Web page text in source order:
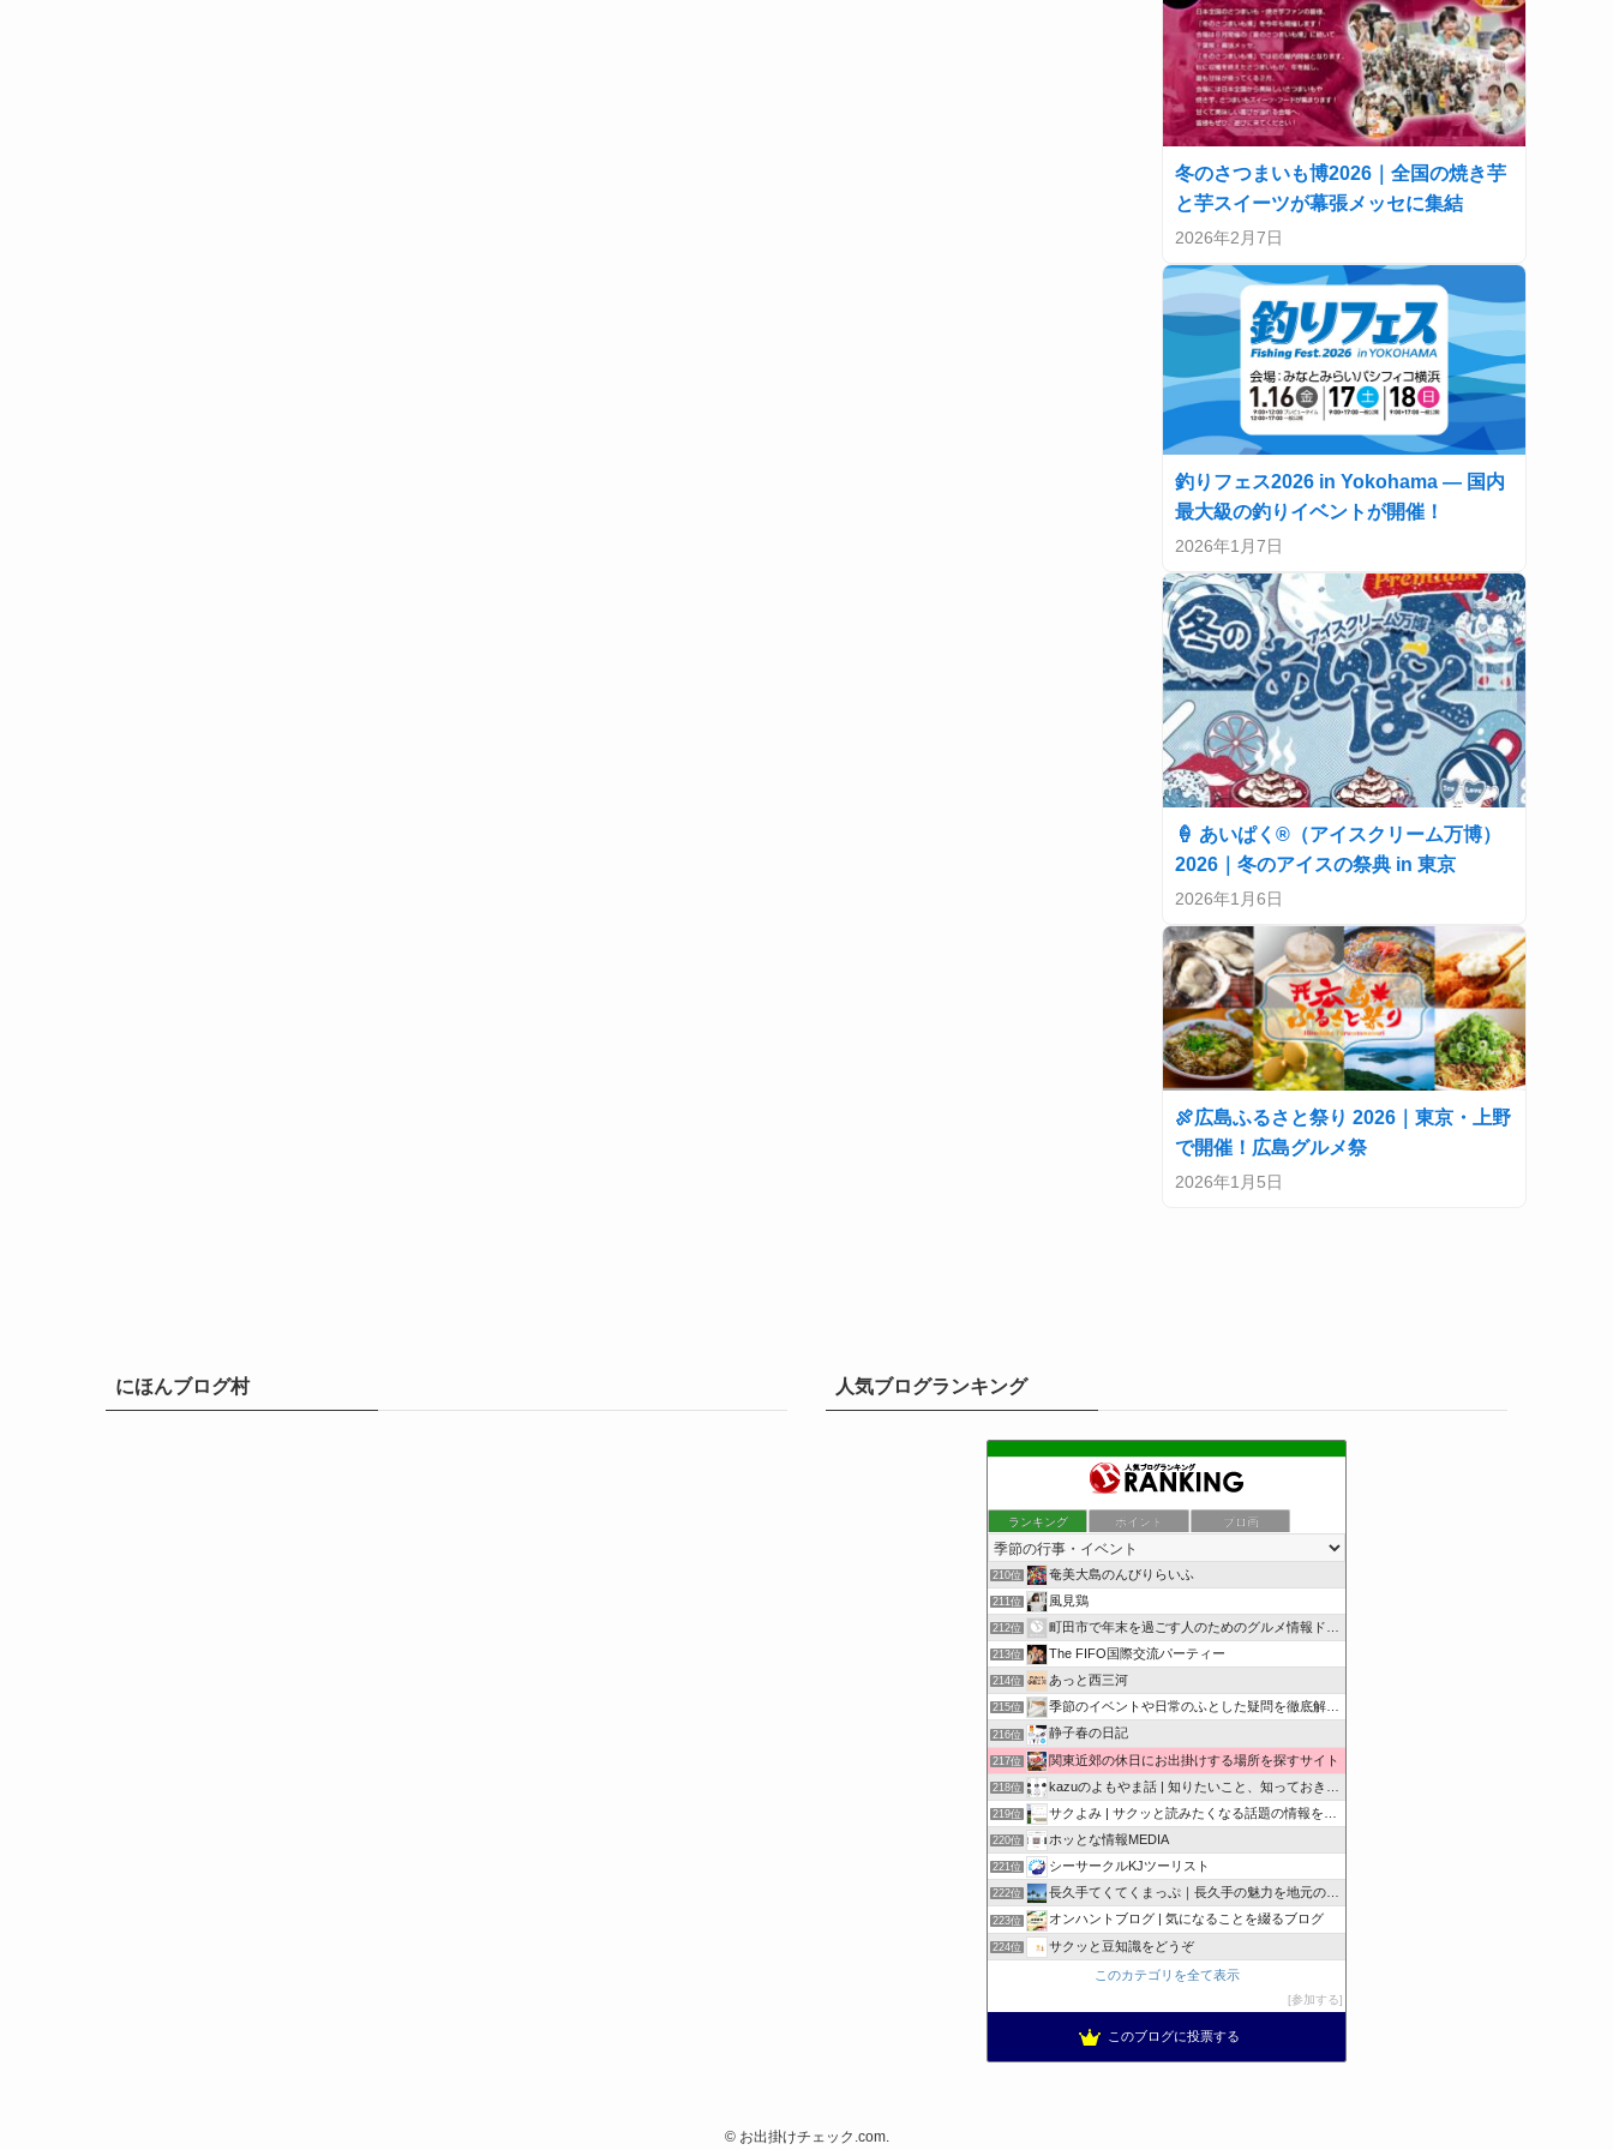
冬のさつまいも博2026｜全国の焼き芋
と芋スイーツが幕張メッセに集結
2026年2月7日
釣りフェス2026 in Yokohama — 国内
最大級の釣りイベントが開催！
2026年1月7日
🍦 あいぱく®（アイスクリーム万博）
2026｜冬のアイスの祭典 in 東京
2026年1月6日
🍖広島ふるさと祭り 2026｜東京・上野
で開催！広島グルメ祭
2026年1月5日
にほんブログ村 人気ブログランキング
ランキング ポイント ブロ画
210位 奄美大島のんびりらいふ
211位 風見鶏
212位 町田市で年末を過ごす人のためのグルメ情報ドットコム
213位 The FIFO国際交流パーティー
214位 あっと西三河
215位 季節のイベントや日常のふとした疑問を徹底解説！
216位 静子春の日記
217位 関東近郊の休日にお出掛けする場所を探すサイト
218位 kazuのよもやま話 | 知りたいこと、知っておきたいこと…
219位 サクよみ | サクッと読みたくなる話題の情報を随時発信！
220位 ホッとな情報MEDIA
221位 シーサークルKJツーリスト
222位 長久手てくてくまっぷ｜長久手の魅力を地元の人と訪れる人に
223位 オンハントブログ | 気になることを綴るブログ
224位 サクッと豆知識をどうぞ
このカテゴリを全て表示
参加する
このブログに投票する
©お出掛けチェック.com.